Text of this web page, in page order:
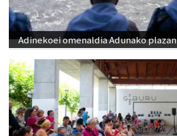
Adinekoei omenaldia Adunako plazan